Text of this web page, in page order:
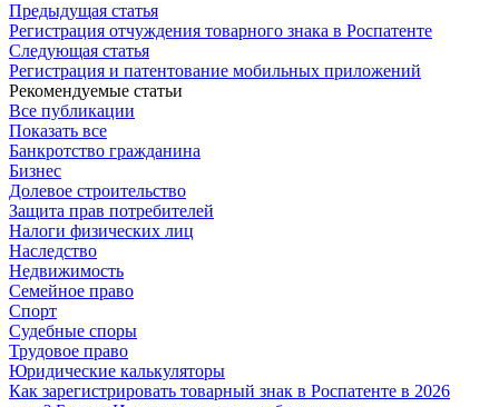
Предыдущая статья
Регистрация отчуждения товарного знака в Роспатенте
Следующая статья
Регистрация и патентование мобильных приложений
Рекомендуемые статьи
Все публикации
Показать все
Банкротство гражданина
Бизнес
Долевое строительство
Защита прав потребителей
Налоги физических лиц
Наследство
Недвижимость
Семейное право
Спорт
Судебные споры
Трудовое право
Юридические калькуляторы
Как зарегистрировать товарный знак в Роспатенте в 2026